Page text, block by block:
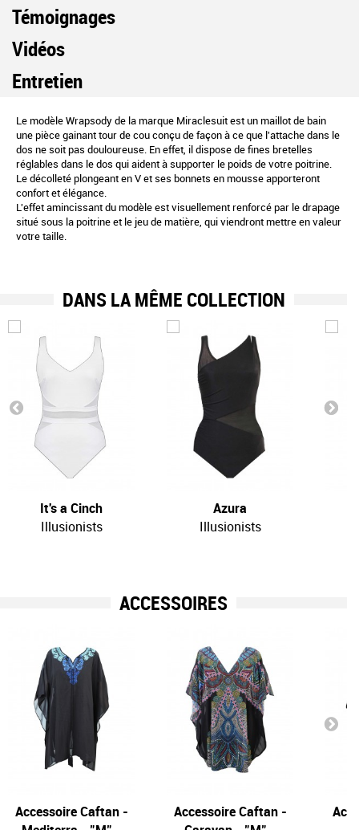
Témoignages
Vidéos
Entretien
Le modèle Wrapsody de la marque Miraclesuit est un maillot de bain
une pièce gainant tour de cou conçu de façon à ce que l'attache dans le
dos ne soit pas douloureuse. En effet, il dispose de fines bretelles
réglables dans le dos qui aident à supporter le poids de votre poitrine.
Le décolleté plongeant en V et ses bonnets en mousse apporteront
confort et élégance.
L'effet amincissant du modèle est visuellement renforcé par le drapage
situé sous la poitrine et le jeu de matière, qui viendront mettre en valeur
votre taille.
DANS LA MÊME COLLECTION
It's a Cinch
Illusionists
Azura
Illusionists
ACCESSOIRES
Accessoire Caftan -
Accessoire Caftan -